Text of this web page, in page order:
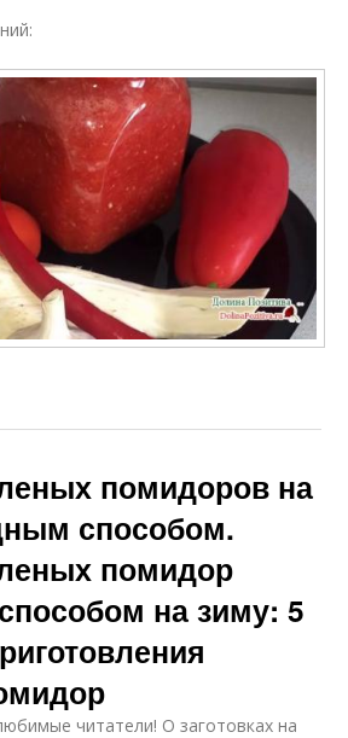
помидоров на
способом.
помидор
на зиму: 5
читатели! О заготовках на